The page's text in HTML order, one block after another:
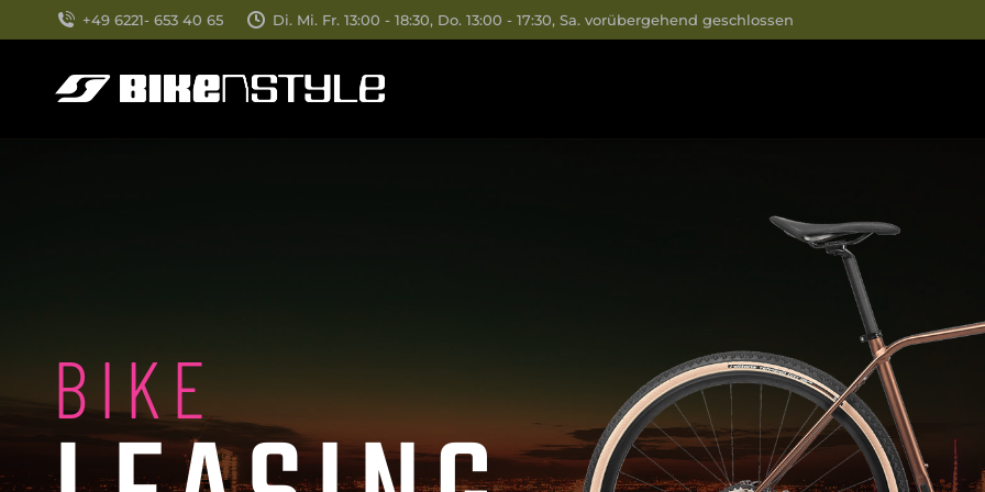
+49 6221- 653 40 65 Di. Mi. Fr. 13:00 - 18:30, Do. 13:00 - 17:30, Sa. vorübergehend geschlossen
BIKE